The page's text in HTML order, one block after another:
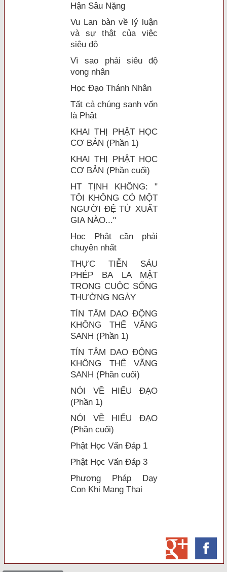
Hận Sâu Nặng
Vu Lan bàn về lý luận
và sự thật của việc
siêu độ
Vì sao phải siêu độ
vong nhân
Học Đạo Thánh Nhân
Tất cả chúng sanh vốn
là Phật
KHAI THỊ PHẬT HỌC
CƠ BẢN (Phần 1)
KHAI THỊ PHẬT HỌC
CƠ BẢN (Phần cuối)
HT TỊNH KHÔNG: "
TÔI KHÔNG CÓ MỘT
NGƯỜI ĐỆ TỬ XUẤT
GIA NÀO..."
Học Phật cần phải
chuyên nhất
THỰC TIỄN SÁU
PHÉP BA LA MẬT
TRONG CUỘC SỐNG
THƯỜNG NGÀY
TÍN TÂM DAO ĐỘNG
KHÔNG THỂ VÃNG
SANH (Phần 1)
TÍN TÂM DAO ĐỘNG
KHÔNG THỂ VÃNG
SANH (Phần cuối)
NÓI VỀ HIẾU ĐẠO
(Phần 1)
NÓI VỀ HIẾU ĐẠO
(Phần cuối)
Phật Học Vấn Đáp 1
Phật Học Vấn Đáp 3
Phương Pháp Dạy
Con Khi Mang Thai